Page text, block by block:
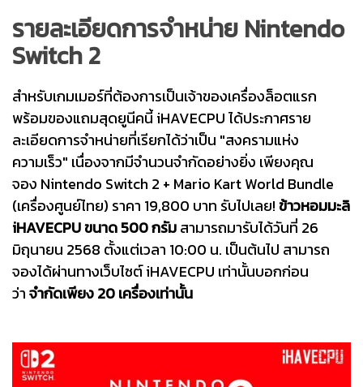
รายละเอียดการจำหน่าย Nintendo
Switch 2
สำหรับเกมเมอร์ที่ต้องการเป็นเจ้าของเครื่องล็อตแรก
พร้อมของแถมสุดยูนีคนี้ iHAVECPU ได้ประกาศราย
ละเอียดการจำหน่ายที่เรียกได้ว่าเป็น "สงครามแห่ง
ความเร็ว" เนื่องจากมีจำนวนจำกัดอย่างยิ่ง เพียงคุณ
จอง Nintendo Switch 2 + Mario Kart World Bundle
(เครื่องศูนย์ไทย) ราคา 19,800 บาท รับไปเลย!ข้าวหอมมะลิ
iHAVECPU ขนาด 500 กรัมสามารถมารับได้วันที่ 26
มิถุนายน 2568 ตั้งแต่เวลา 10:00 น. เป็นต้นไป สามารถ
จองได้ผ่านทางเว็บไซต์ iHAVECPU เท่านั้นบอกก่อน
ว่าจำกัดเพียง 20 เครื่องเท่านั้น